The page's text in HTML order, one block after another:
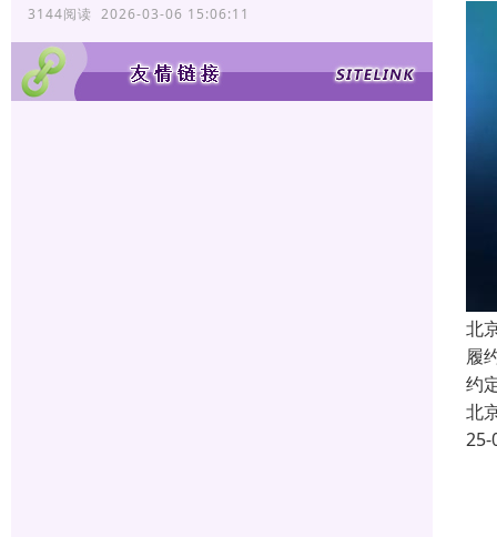
3144阅读 2026-03-06 15:06:11
北
履
约
北
25-